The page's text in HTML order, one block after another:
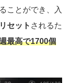
ことができ、入
セット されるた
最高で1700個